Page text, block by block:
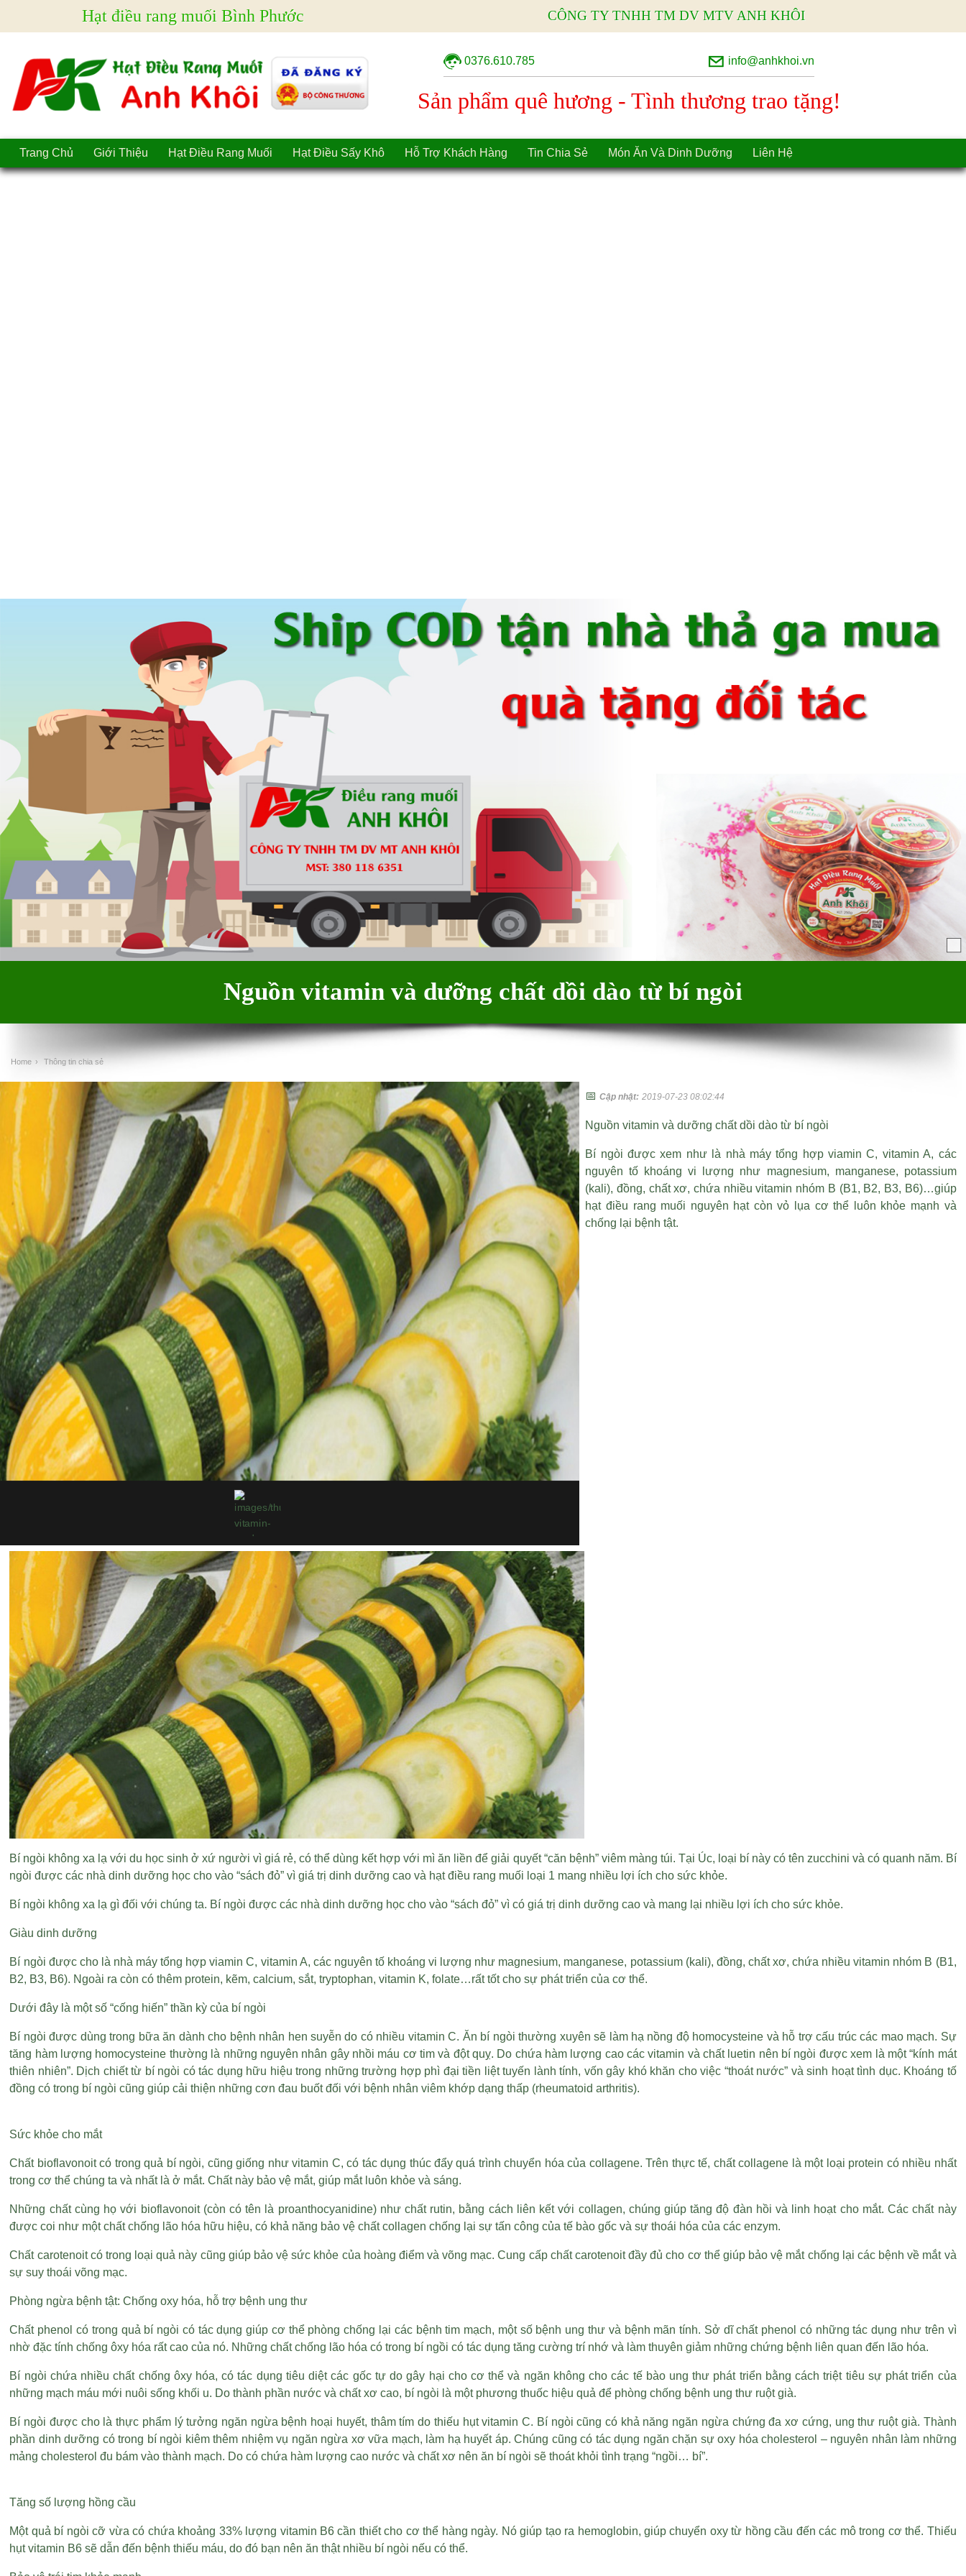
Hạt điều rang muối Bình Phước CÔNG TY TNHH TM DV MTV ANH KHÔI
0376.610.785 info@anhkhoi.vn
Sản phẩm quê hương - Tình thương trao tặng!
Trang Chủ Giới Thiệu Hạt Điều Rang Muối Hạt Điều Sấy Khô Hỗ Trợ Khách Hàng Tin Chia Sẻ Món Ăn Và Dinh Dưỡng Liên Hệ
Nguồn vitamin và dưỡng chất dồi dào từ bí ngòi
Home › Thông tin chia sẻ
📅Cập nhật: 2019-07-23 08:02:44
Nguồn vitamin và dưỡng chất dồi dào từ bí ngòi
Bí ngòi được xem như là nhà máy tổng hợp viamin C, vitamin A, các
nguyên tố khoáng vi lượng như magnesium, manganese, potassium
(kali), đồng, chất xơ, chứa nhiều vitamin nhóm B (B1, B2, B3, B6)…giúp
hạt điều rang muối nguyên hạt còn vỏ lụa cơ thể luôn khỏe mạnh và
chống lại bệnh tật.
Bí ngòi không xa lạ với du học sinh ở xứ người vì giá rẻ, có thể dùng kết hợp với mì ăn liền để giải quyết “căn bệnh” viêm màng túi. Tại Úc, loại bí này có tên zucchini và có quanh năm. Bí
ngòi được các nhà dinh dưỡng học cho vào “sách đỏ” vì giá trị dinh dưỡng cao và hạt điều rang muối loại 1 mang nhiều lợi ích cho sức khỏe.
Bí ngòi không xa lạ gì đối với chúng ta. Bí ngòi được các nhà dinh dưỡng học cho vào “sách đỏ” vì có giá trị dinh dưỡng cao và mang lại nhiều lợi ích cho sức khỏe.
Giàu dinh dưỡng
Bí ngòi được cho là nhà máy tổng hợp viamin C, vitamin A, các nguyên tố khoáng vi lượng như magnesium, manganese, potassium (kali), đồng, chất xơ, chứa nhiều vitamin nhóm B (B1,
B2, B3, B6). Ngoài ra còn có thêm protein, kẽm, calcium, sắt, tryptophan, vitamin K, folate…rất tốt cho sự phát triển của cơ thể.
Dưới đây là một số “cống hiến” thần kỳ của bí ngòi
Bí ngòi được dùng trong bữa ăn dành cho bệnh nhân hen suyễn do có nhiều vitamin C. Ăn bí ngòi thường xuyên sẽ làm hạ nồng độ homocysteine và hỗ trợ cấu trúc các mao mạch. Sự
tăng hàm lượng homocysteine thường là những nguyên nhân gây nhồi máu cơ tim và đột quỵ. Do chứa hàm lượng cao các vitamin và chất luetin nên bí ngòi được xem là một “kính mát
thiên nhiên”. Dịch chiết từ bí ngòi có tác dụng hữu hiệu trong những trường hợp phì đại tiền liệt tuyến lành tính, vốn gây khó khăn cho việc “thoát nước” và sinh hoạt tình dục. Khoáng tố
đồng có trong bí ngòi cũng giúp cải thiện những cơn đau buốt đối với bệnh nhân viêm khớp dạng thấp (rheumatoid arthritis).
Sức khỏe cho mắt
Chất bioflavonoit có trong quả bí ngòi, cũng giống như vitamin C, có tác dụng thúc đẩy quá trình chuyển hóa của collagene. Trên thực tế, chất collagene là một loại protein có nhiều nhất
trong cơ thể chúng ta và nhất là ở mắt. Chất này bảo vệ mắt, giúp mắt luôn khỏe và sáng.
Những chất cùng họ với bioflavonoit (còn có tên là proanthocyanidine) như chất rutin, bằng cách liên kết với collagen, chúng giúp tăng độ đàn hồi và linh hoạt cho mắt. Các chất này
được coi như một chất chống lão hóa hữu hiệu, có khả năng bảo vệ chất collagen chống lại sự tấn công của tế bào gốc và sự thoái hóa của các enzym.
Chất carotenoit có trong loại quả này cũng giúp bảo vệ sức khỏe của hoàng điểm và võng mạc. Cung cấp chất carotenoit đầy đủ cho cơ thể giúp bảo vệ mắt chống lại các bệnh về mắt và
sự suy thoái võng mạc.
Phòng ngừa bệnh tật: Chống oxy hóa, hỗ trợ bệnh ung thư
Chất phenol có trong quả bí ngòi có tác dụng giúp cơ thể phòng chống lại các bệnh tim mạch, một số bệnh ung thư và bệnh mãn tính. Sở dĩ chất phenol có những tác dụng như trên vì
nhờ đặc tính chống ôxy hóa rất cao của nó. Những chất chống lão hóa có trong bí ngồi có tác dụng tăng cường trí nhớ và làm thuyên giảm những chứng bệnh liên quan đến lão hóa.
Bí ngòi chứa nhiều chất chống ôxy hóa, có tác dụng tiêu diệt các gốc tự do gây hại cho cơ thể và ngăn không cho các tế bào ung thư phát triển bằng cách triệt tiêu sự phát triển của
những mạch máu mới nuôi sống khối u. Do thành phần nước và chất xơ cao, bí ngòi là một phương thuốc hiệu quả để phòng chống bệnh ung thư ruột già.
Bí ngòi được cho là thực phẩm lý tưởng ngăn ngừa bệnh hoại huyết, thâm tím do thiếu hụt vitamin C. Bí ngòi cũng có khả năng ngăn ngừa chứng đa xơ cứng, ung thư ruột già. Thành
phần dinh dưỡng có trong bí ngòi kiêm thêm nhiệm vụ ngăn ngừa xơ vữa mạch, làm hạ huyết áp. Chúng cũng có tác dụng ngăn chặn sự oxy hóa cholesterol – nguyên nhân làm những
mảng cholesterol đu bám vào thành mạch. Do có chứa hàm lượng cao nước và chất xơ nên ăn bí ngòi sẽ thoát khỏi tình trạng “ngồi… bí”.
Tăng số lượng hồng cầu
Một quả bí ngòi cỡ vừa có chứa khoảng 33% lượng vitamin B6 cần thiết cho cơ thể hàng ngày. Nó giúp tạo ra hemoglobin, giúp chuyển oxy từ hồng cầu đến các mô trong cơ thể. Thiếu
hụt vitamin B6 sẽ dẫn đến bệnh thiếu máu, do đó bạn nên ăn thật nhiều bí ngòi nếu có thể.